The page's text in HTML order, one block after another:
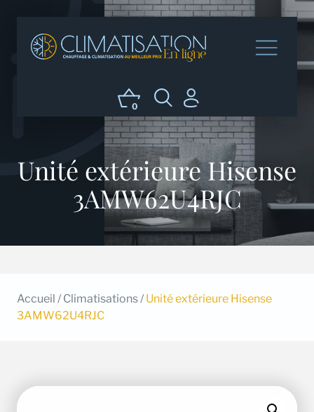
0
Unité extérieure Hisense
3AMW62U4RJC
Accueil / Climatisations/ Unité extérieure Hisense
3AMW62U4RJC